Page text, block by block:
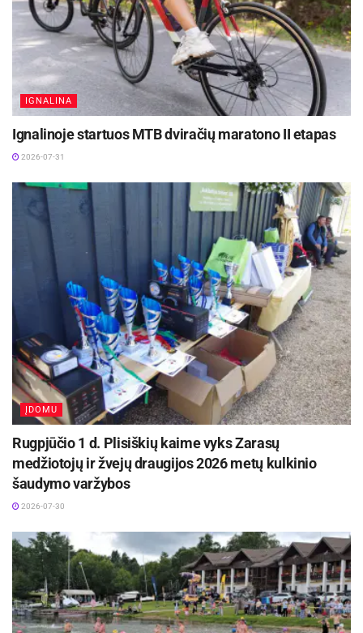
IGNALINA
Ignalinoje startuos MTB dviračių maratono II etapas
2026-07-31
ĮDOMU
Rugpjūčio 1 d. Plisiškių kaime vyks Zarasų
medžiotojų ir žvejų draugijos 2026 metų kulkinio
šaudymo varžybos
2026-07-30